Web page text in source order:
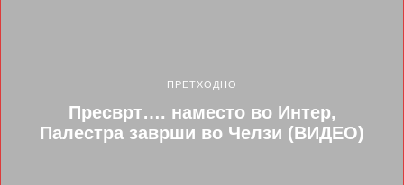
ПРЕТХОДНО
Пресврт…. наместо во Интер,
Палестра заврши во Челзи (ВИДЕО)